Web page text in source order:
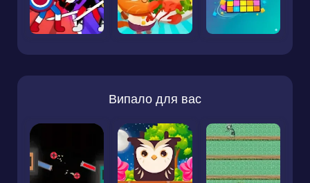
Випало для вас